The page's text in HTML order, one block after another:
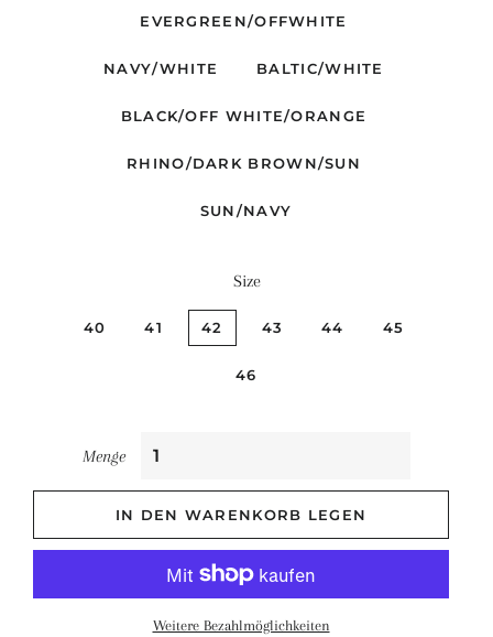
EVERGREEN/OFFWHITE
NAVY/WHITE BALTIC/WHITE
BLACK/OFF WHITE/ORANGE
RHINO/DARK BROWN/SUN
SUN/NAVY
Size
40 41 42 43 44 45
46
Menge
IN DEN WARENKORB LEGEN
Weitere Bezahlmöglichkeiten